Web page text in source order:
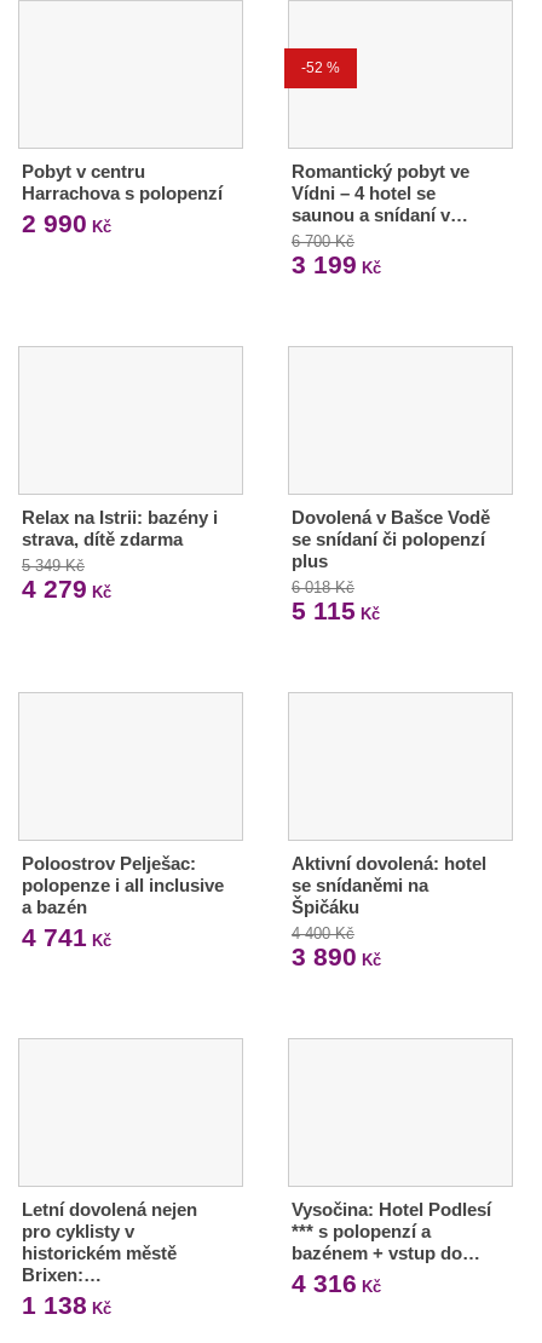
Pobyt v centru
Harrachova s polopenzí
2 990 Kč
-52 %
Romantický pobyt ve
Vídni – 4 hotel se
saunou a snídaní v…
6 700 Kč
3 199 Kč
Relax na Istrii: bazény i
strava, dítě zdarma
5 349 Kč
4 279 Kč
Dovolená v Bašce Vodě
se snídaní či polopenzí
plus
6 018 Kč
5 115 Kč
Poloostrov Pelješac:
polopenze i all inclusive
a bazén
4 741 Kč
Aktivní dovolená: hotel
se snídaněmi na
Špičáku
4 400 Kč
3 890 Kč
Letní dovolená nejen
pro cyklisty v
historickém městě
Brixen:…
1 138 Kč
Vysočina: Hotel Podlesí
*** s polopenzí a
bazénem + vstup do…
4 316 Kč